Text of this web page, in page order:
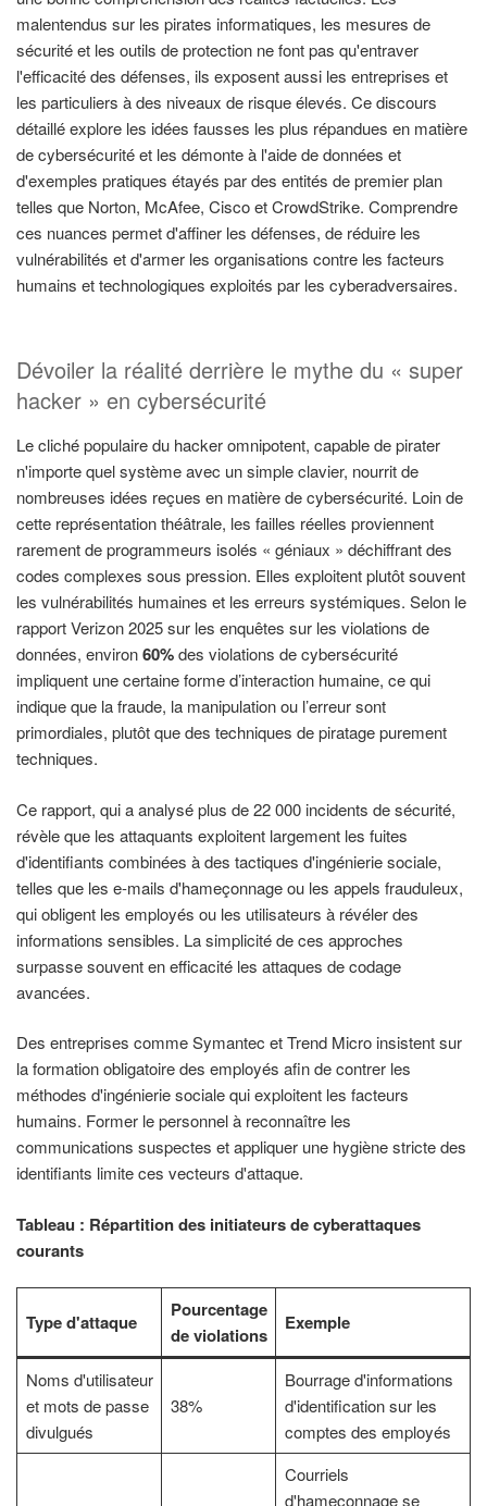
malentendus sur les pirates informatiques, les mesures de
sécurité et les outils de protection ne font pas qu'entraver
l'efficacité des défenses, ils exposent aussi les entreprises et
les particuliers à des niveaux de risque élevés. Ce discours
détaillé explore les idées fausses les plus répandues en matière
de cybersécurité et les démonte à l'aide de données et
d'exemples pratiques étayés par des entités de premier plan
telles que Norton, McAfee, Cisco et CrowdStrike. Comprendre
ces nuances permet d'affiner les défenses, de réduire les
vulnérabilités et d'armer les organisations contre les facteurs
humains et technologiques exploités par les cyberadversaires.
Dévoiler la réalité derrière le mythe du « super
hacker » en cybersécurité
Le cliché populaire du hacker omnipotent, capable de pirater
n'importe quel système avec un simple clavier, nourrit de
nombreuses idées reçues en matière de cybersécurité. Loin de
cette représentation théâtrale, les failles réelles proviennent
rarement de programmeurs isolés « géniaux » déchiffrant des
codes complexes sous pression. Elles exploitent plutôt souvent
les vulnérabilités humaines et les erreurs systémiques. Selon le
rapport Verizon 2025 sur les enquêtes sur les violations de
données, environ60%des violations de cybersécurité
impliquent une certaine forme d’interaction humaine, ce qui
indique que la fraude, la manipulation ou l’erreur sont
primordiales, plutôt que des techniques de piratage purement
techniques.
Ce rapport, qui a analysé plus de 22 000 incidents de sécurité,
révèle que les attaquants exploitent largement les fuites
d'identifiants combinées à des tactiques d'ingénierie sociale,
telles que les e-mails d'hameçonnage ou les appels frauduleux,
qui obligent les employés ou les utilisateurs à révéler des
informations sensibles. La simplicité de ces approches
surpasse souvent en efficacité les attaques de codage
avancées.
Des entreprises comme Symantec et Trend Micro insistent sur
la formation obligatoire des employés afin de contrer les
méthodes d'ingénierie sociale qui exploitent les facteurs
humains. Former le personnel à reconnaître les
communications suspectes et appliquer une hygiène stricte des
identifiants limite ces vecteurs d'attaque.
Tableau : Répartition des initiateurs de cyberattaques
courants
Type d'attaque
Pourcentage
de violations
Exemple
Noms d'utilisateur
et mots de passe
divulgués
38%
Bourrage d'informations
d'identification sur les
comptes des employés
Courriels
d'hameçonnage se